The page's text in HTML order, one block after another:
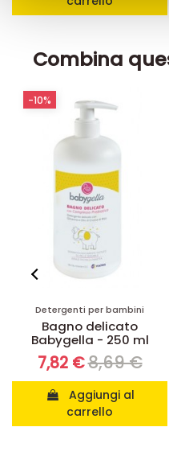
raccolto dal suo utilizzo
Combina
Detergenti per bambini
Bagno delicato
Babygella - 250 ml
7,82 €8,69 €
carrello
-10%